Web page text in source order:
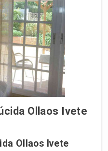
Ollaos Ivete
Ollaos Ivete